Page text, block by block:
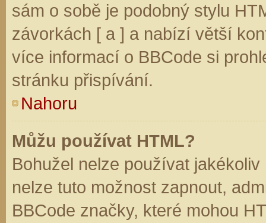
sám o sobě je podobný stylu
závorkách [ a ] a nabízí větší
více informací o BBCode si
stránku přispívání.
Nahoru
Můžu používat HTML?
Bohužel nelze používat
nelze tuto možnost zapnout,
BBCode značky, které mohou